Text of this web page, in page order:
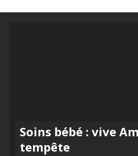
Soins bébé : vive
tempête